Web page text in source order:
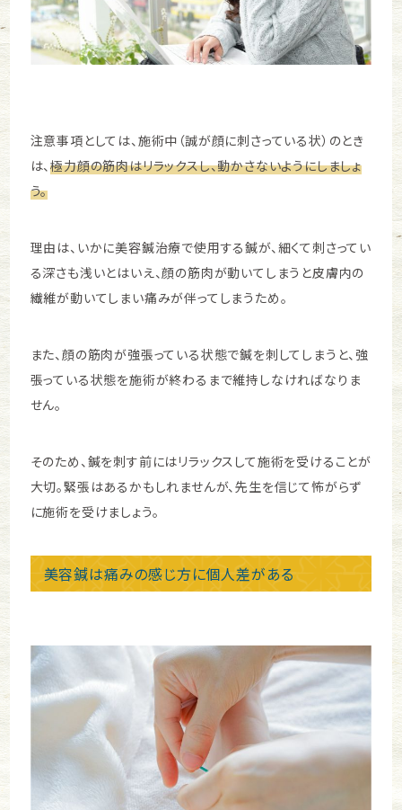
注意事項としては、施術中（誠が顔に刺さっている状）のとき
は、極力顔の筋肉はリラックスし、動かさないようにしましょ
う。
理由は、いかに美容鍼治療で使用する鍼が、細くて刺さってい
る深さも浅いとはいえ、顔の筋肉が動いてしまうと皮膚内の
繊維が動いてしまい痛みが伴ってしまうため。
また、顔の筋肉が強張っている状態で鍼を刺してしまうと、強
張っている状態を施術が終わるまで維持しなければなりま
せん。
そのため、鍼を刺す前にはリラックスして施術を受けることが
大切。緊張はあるかもしれませんが、先生を信じて怖がらず
に施術を受けましょう。
美容鍼は痛みの感じ方に個人差がある